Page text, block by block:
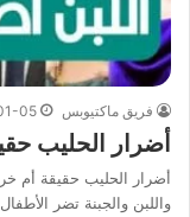
فريق ماكتيوبس 05
أضرار الحليب
أضرار الحليب حقيقة أم
واللبن والجبنة تضر